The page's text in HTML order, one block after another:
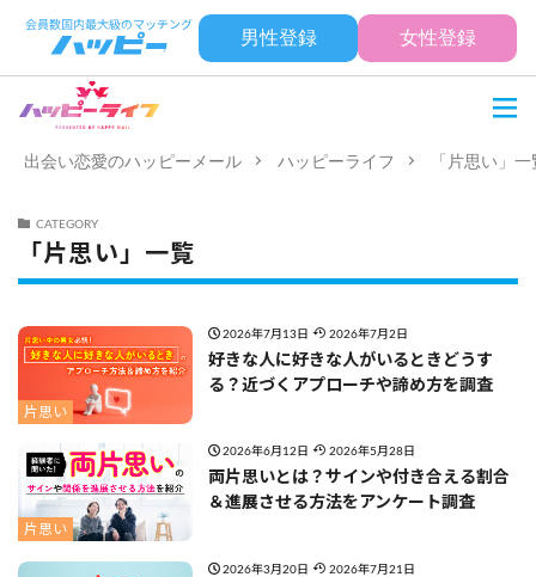
男性登録 女性登録
出会い恋愛のハッピーメール ハッピーライフ 「片思い」一
CATEGORY
「片思い」一覧
片思い
2026年7月13日 2026年7月2日
好きな人に好きな人がいるときどうす
る？近づくアプローチや諦め方を調査
片思い
2026年6月12日 2026年5月28日
両片思いとは？サインや付き合える割合
＆進展させる方法をアンケート調査
2026年3月20日 2026年7月21日